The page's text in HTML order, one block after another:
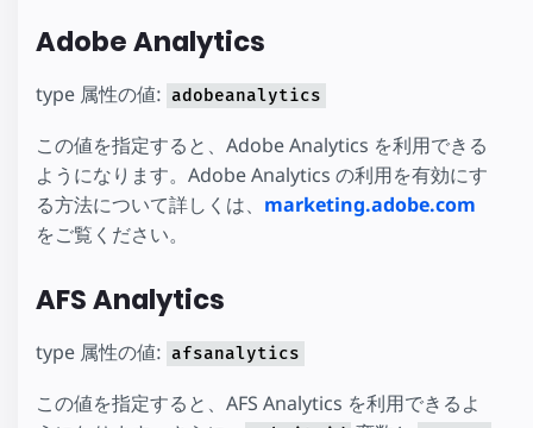
Adobe Analytics
type 属性の値: adobeanalytics
この値を指定すると、Adobe Analytics を利用できる
ようになります。Adobe Analytics の利用を有効にす
る方法について詳しくは、 marketing.adobe.com
をご覧ください。
AFS Analytics
type 属性の値: afsanalytics
この値を指定すると、AFS Analytics を利用できるよ